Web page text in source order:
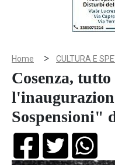
Home > CULTURA E
Cosenza,
Sospensioni"